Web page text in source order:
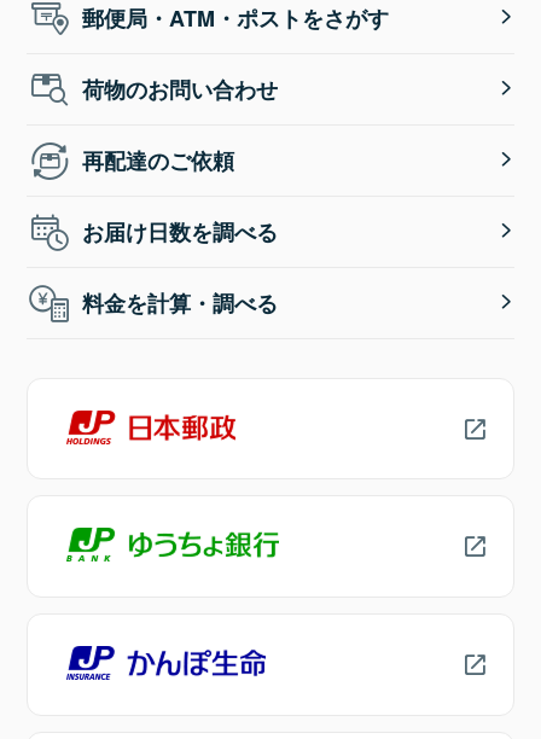
郵便局・ATM・ポストをさがす
荷物のお問い合わせ
再配達のご依頼
お届け日数を調べる
料金を計算・調べる